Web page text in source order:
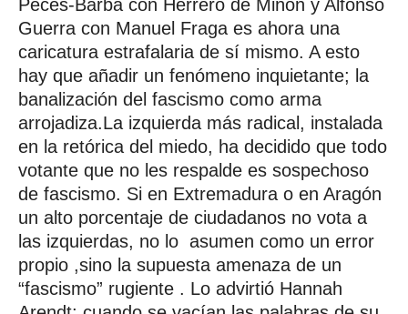
Peces-Barba con Herrero de Miñón y Alfonso
Guerra con Manuel Fraga es ahora una
caricatura estrafalaria de sí mismo. A esto
hay que añadir un fenómeno inquietante; la
banalización del fascismo como arma
arrojadiza.La izquierda más radical, instalada
en la retórica del miedo, ha decidido que todo
votante que no les respalde es sospechoso
de fascismo. Si en Extremadura o en Aragón
un alto porcentaje de ciudadanos no vota a
las izquierdas, no lo asumen como un error
propio ,sino la supuesta amenaza de un
“fascismo” rugiente . Lo advirtió Hannah